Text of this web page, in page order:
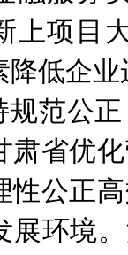
上项目
降低企
规范公
肃省优
性公正
展环境